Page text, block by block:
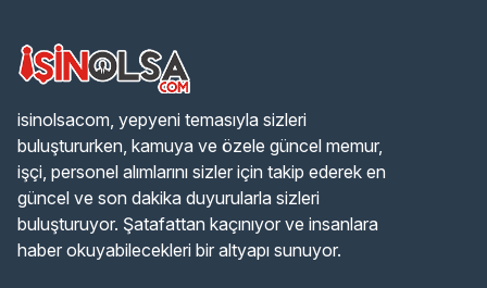
isinolsacom, yepyeni temasıyla sizleri
buluştururken, kamuya ve özele güncel memur,
işçi, personel alımlarını sizler için takip ederek en
güncel ve son dakika duyurularla sizleri
buluşturuyor. Şatafattan kaçınıyor ve insanlara
haber okuyabilecekleri bir altyapı sunuyor.